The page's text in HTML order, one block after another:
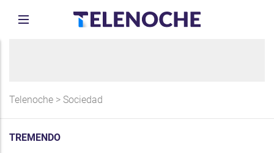
Telenoche > Sociedad
TREMENDO